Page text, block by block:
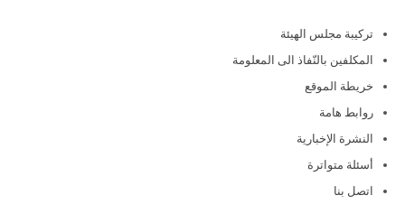
تركيبة مجلس الهيئة
المكلفين بالنّفاذ الى المعلومة
خريطة الموقع
روابط هامة
النشرة الإخبارية
أسئلة متواترة
اتصل بنا